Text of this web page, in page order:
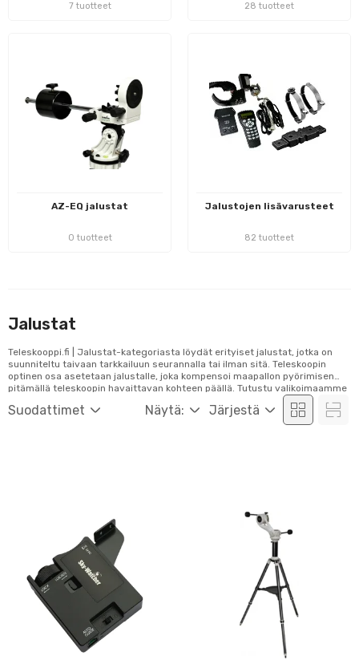
7 tuotteet 28 tuotteet
AZ-EQ jalustat
0 tuotteet
Jalustojen lisävarusteet
82 tuotteet
Jalustat
Suodattimet Näytä: Järjestä
Teleskooppi.fi | Jalustat-kategoriasta löydät erityiset jalustat, jotka on
suunniteltu taivaan tarkkailuun seurannalla tai ilman sitä. Teleskoopin
optinen osa asetetaan jalustalle, joka kompensoi maapallon pyörimisen
pitämällä teleskoopin havaittavan kohteen päällä. Tutustu valikoimaamme